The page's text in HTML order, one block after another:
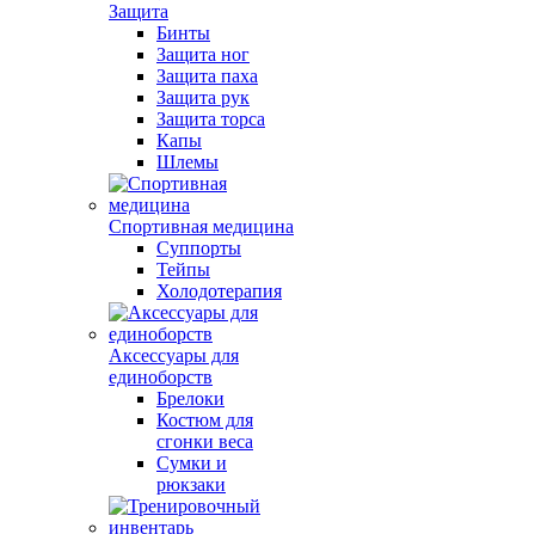
Защита
Бинты
Защита ног
Защита паха
Защита рук
Защита торса
Капы
Шлемы
Спортивная медицина
Суппорты
Тейпы
Холодотерапия
Аксессуары для
единоборств
Брелоки
Костюм для
сгонки веса
Сумки и
рюкзаки